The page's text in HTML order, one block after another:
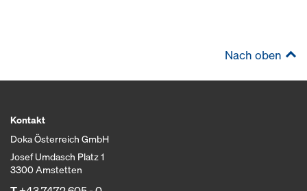
Nach oben
Kontakt
Doka Österreich GmbH
Josef Umdasch Platz 1
3300 Amstetten